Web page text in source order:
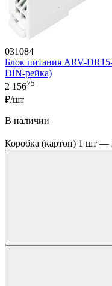
031084
Блок питания ARV-
DIN-рейка)
2 15675
₽/шт
В наличии
Коробка (картон) 1 шт —